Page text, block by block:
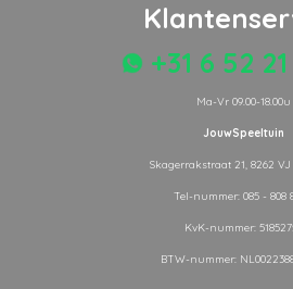
+31 6 52
Ma-Vr 09.00-18.00u
JouwSpeeltuin
Skagerrakstraat 21, 8262
Tel-nummer: 085 - 808
KvK-nummer:
BTW-nummer: